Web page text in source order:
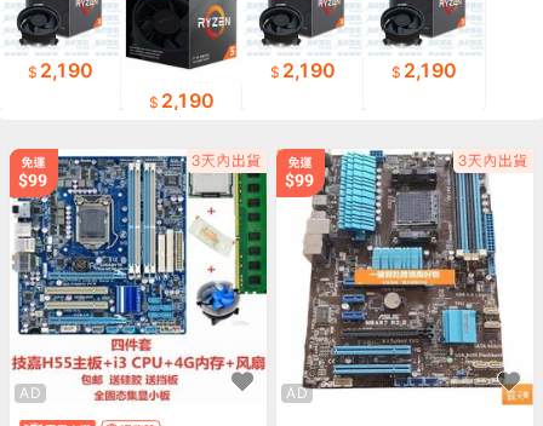
2,190
2,190
2,190 2,190
AD AD